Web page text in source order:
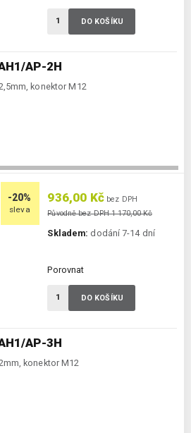
AP-2H
konektor M12
DO KOŠÍKU
-20%
sleva
AP-3H
konektor M12
936,00 Kč bez DPH
Původně bez DPH 1 170,00 Kč
Skladem: dodání 7-14 dní
Porovnat
DO KOŠÍKU